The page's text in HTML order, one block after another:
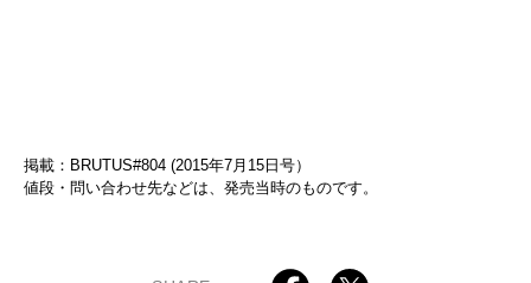
掲載：BRUTUS#804 (2015年7月15日号）
値段・問い合わせ先などは、発売当時のものです。